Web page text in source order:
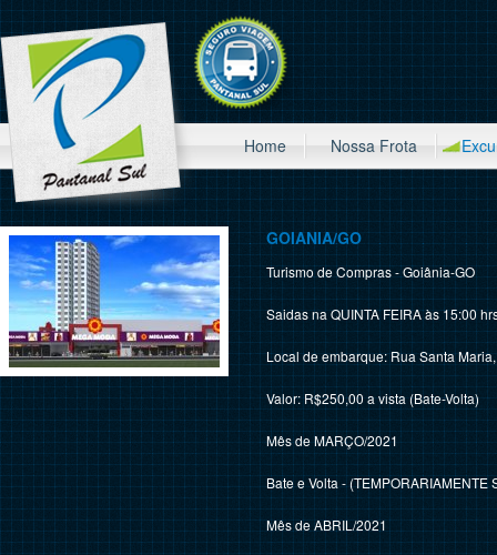
Home Nossa Frota
GOIANIA/GO
Turismo de Compras - Goiânia-GO
Saidas na QUINTA FEIRA às 15:00
Local de embarque: Rua Santa
Valor: R$250,00 a vista (Bate-Volta)
Mês de MARÇO/2021
Bate e Volta - (TEMPORARIAMENTE
Mês de ABRIL/2021